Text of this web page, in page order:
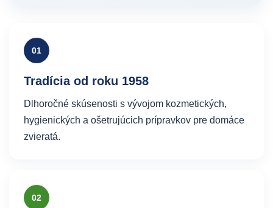
01
Tradícia od roku 1958
Dlhoročné skúsenosti s vývojom kozmetických,
hygienických a ošetrujúcich prípravkov pre domáce
zvieratá.
02